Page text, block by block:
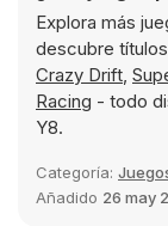
Explora más
descubre
Crazy Drift,
Racing - todo
Y8.
Categoría:
Añadido 26 may